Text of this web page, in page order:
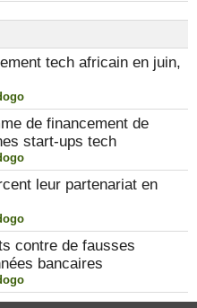
tech africain en juin,
de financement de
start-ups tech
leur partenariat en
contre de fausses
bancaires